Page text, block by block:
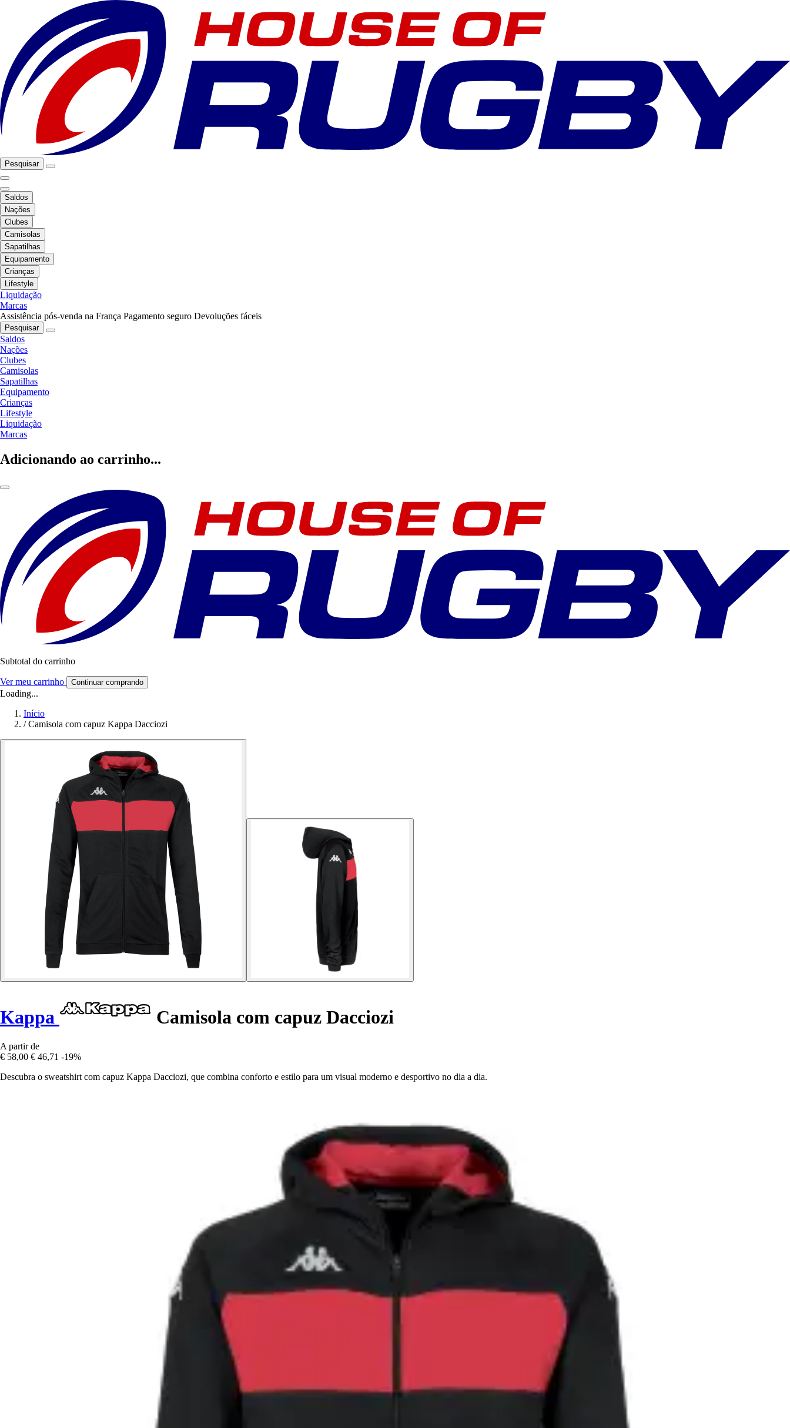
Pesquisar
Saldos
Nações
Clubes
Camisolas
Sapatilhas
Equipamento
Crianças
Lifestyle
Liquidação
Marcas
Assistência pós-venda na França Pagamento seguro Devoluções fáceis
Pesquisar
Saldos
Nações
Clubes
Camisolas
Sapatilhas
Equipamento
Crianças
Lifestyle
Liquidação
Marcas
Adicionando ao carrinho...
Subtotal do carrinho
Ver meu carrinho Continuar comprando
Loading...
Início
/ Camisola com capuz Kappa Dacciozi
Kappa Camisola com capuz Dacciozi
A partir de
€ 58,00 € 46,71 -19%
Descubra o sweatshirt com capuz Kappa Dacciozi, que combina conforto e estilo para um visual moderno e desportivo no dia a dia.